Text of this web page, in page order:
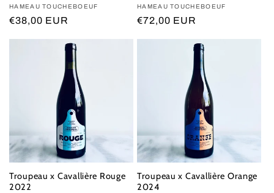
Vendor:
HAMEAU TOUCHEBOEUF
Regular
€38,00 EUR
Vendor:
HAMEAU TOUCHEBOEUF
Regular
€72,00 EUR
Troupeau x Cavallière Rouge
2022
Troupeau x Cavallière Orange
2024